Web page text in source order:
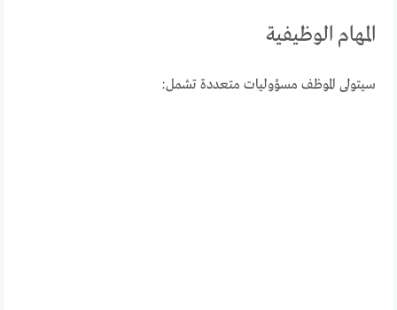
المهام الوظيفية
سيتولى الموظف مسؤوليات متعددة تشمل: